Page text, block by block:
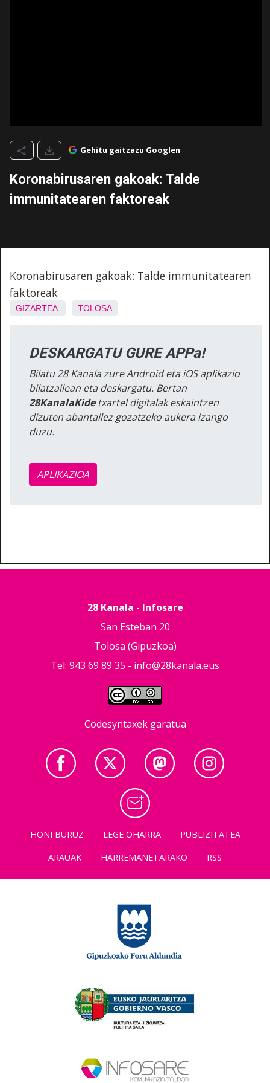
Gehitu gaitzazu Googlen
Koronabirusaren gakoak: Talde
immunitatearen faktoreak
Koronabirusaren gakoak: Talde immunitatearen
faktoreak
GIZARTEA TOLOSA
DESKARGATU GURE APPa!
Bilatu 28 Kanala zure Android eta iOS aplikazio
bilatzailean eta deskargatu. Bertan
28KanalaKidetxartel digitalak eskaintzen
dizuten abantailez gozatzeko aukera izango
duzu.
APLIKAZIOA
28 Kanala - Infosare
San Esteban 20
Tolosa (Gipuzkoa)
Tel: 943 69 89 35 - info@28kanala.eus
Codesyntaxek garatua
HONI BURUZ LEGE OHARRA
PUBLIZITATEA
ARAUAK
HARREMANETARAKO RSS